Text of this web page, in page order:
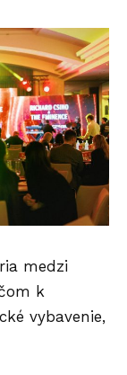
medzi
k
vybavenie,